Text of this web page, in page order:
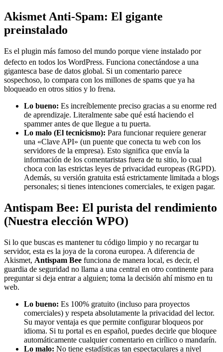
Akismet Anti-Spam: El gigante
preinstalado
Es el plugin más famoso del mundo porque viene instalado por
defecto en todos los WordPress. Funciona conectándose a una
gigantesca base de datos global. Si un comentario parece
sospechoso, lo compara con los millones de spams que ya ha
bloqueado en otros sitios y lo frena.
Lo bueno: Es increíblemente preciso gracias a su enorme red
de aprendizaje. Literalmente sabe qué está haciendo el
spammer antes de que llegue a tu puerta.
Lo malo (El tecnicismo): Para funcionar requiere generar
una «Clave API» (un puente que conecta tu web con los
servidores de la empresa). Esto significa que envía la
información de los comentaristas fuera de tu sitio, lo cual
choca con las estrictas leyes de privacidad europeas (RGPD).
Además, su versión gratuita está estrictamente limitada a blogs
personales; si tienes intenciones comerciales, te exigen pagar.
Antispam Bee: El purista del rendimiento
(Nuestra elección WPO)
Si lo que buscas es mantener tu código limpio y no recargar tu
servidor, esta es la joya de la corona europea. A diferencia de
Akismet, Antispam Bee funciona de manera local, es decir, el
guardia de seguridad no llama a una central en otro continente para
preguntar si deja entrar a alguien; toma la decisión ahí mismo en tu
web.
Lo bueno: Es 100% gratuito (incluso para proyectos
comerciales) y respeta absolutamente la privacidad del lector.
Su mayor ventaja es que permite configurar bloqueos por
idioma. Si tu portal es en español, puedes decirle que bloquee
automáticamente cualquier comentario en cirílico o mandarín.
Lo malo: No tiene estadísticas tan espectaculares a nivel